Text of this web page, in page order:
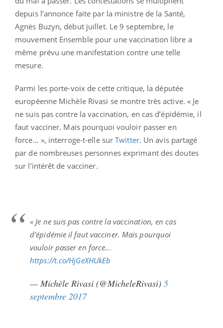
depuis l’annonce faite par la ministre de la Santé,
Agnès Buzyn, début juillet. Le 9 septembre, le
mouvement Ensemble pour une vaccination libre a
même prévu une manifestation contre une telle
mesure.
Parmi les porte-voix de cette critique, la députée
européenne Michèle Rivasi se montre très active. « Je
ne suis pas contre la vaccination, en cas d’épidémie, il
faut vacciner. Mais pourquoi vouloir passer en
force… », interroge-t-elle surTwitter. Un avis partagé
par de nombreuses personnes exprimant des doutes
sur l’intérêt de vacciner.
« Je ne suis pas contre la vaccination, en cas
d’épidémie il faut vacciner. Mais pourquoi
vouloir passer en force...
https://t.co/HjGeXHUkEb
— Michèle Rivasi (@MicheleRivasi) 5
septembre 2017